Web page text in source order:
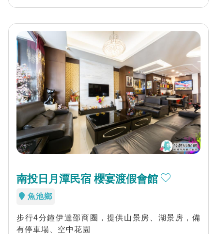
南投日月潭民宿 櫻宴渡假會館
魚池鄉
步行4分鐘伊達邵商圈，提供山景房、湖景房，備
有停車場、空中花園